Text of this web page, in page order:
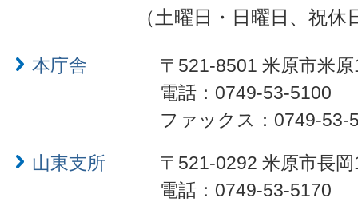
（土曜日・日曜日、祝
本庁舎
〒521-8501 米原市米
電話：0749-53-5100
ファックス：0749-53-
山東支所
〒521-0292 米原市長
電話：0749-53-5170